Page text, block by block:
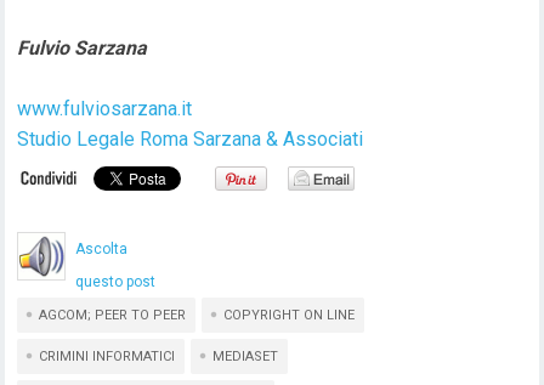
Fulvio Sarzana
www.fulviosarzana.it
Studio Legale Roma Sarzana & Associati
Ascolta
questo post
AGCOM; PEER TO PEER COPYRIGHT ON LINE
CRIMINI INFORMATICI MEDIASET